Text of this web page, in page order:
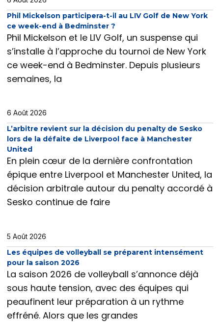
Phil Mickelson participera-t-il au LIV Golf de New York
ce week-end à Bedminster ?
Phil Mickelson et le LIV Golf, un suspense qui
s’installe à l’approche du tournoi de New York
ce week-end à Bedminster. Depuis plusieurs
semaines, la
6 Août 2026
L’arbitre revient sur la décision du penalty de Sesko
lors de la défaite de Liverpool face à Manchester
United
En plein cœur de la dernière confrontation
épique entre Liverpool et Manchester United, la
décision arbitrale autour du penalty accordé à
Sesko continue de faire
5 Août 2026
Les équipes de volleyball se préparent intensément
pour la saison 2026
La saison 2026 de volleyball s’annonce déjà
sous haute tension, avec des équipes qui
peaufinent leur préparation à un rythme
effréné. Alors que les grandes